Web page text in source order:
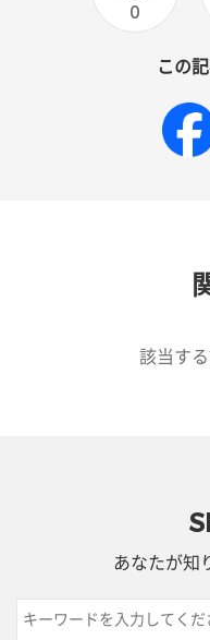
0
この
該当す
あなたが知